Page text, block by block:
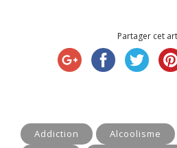
Partager cet
Addiction Alcoolisme